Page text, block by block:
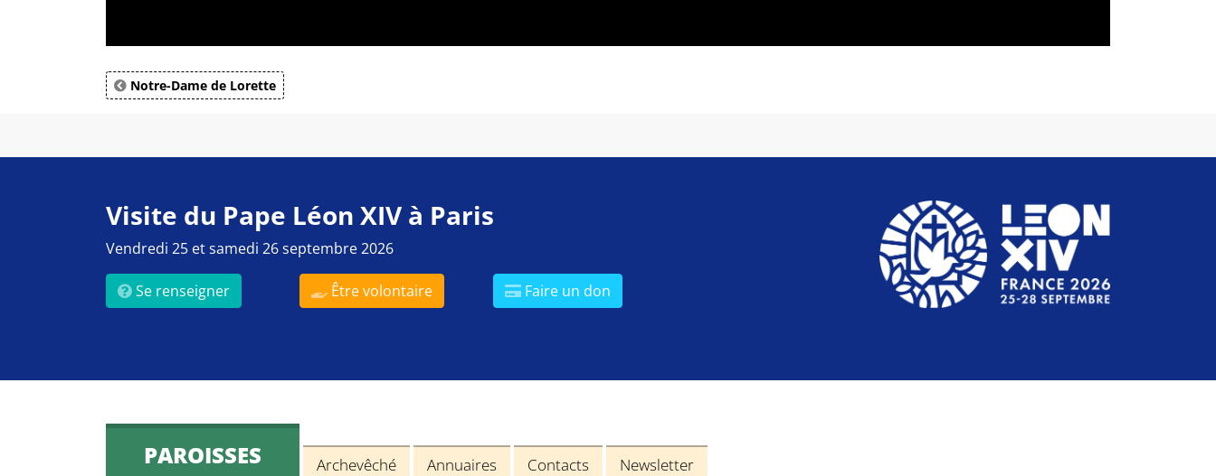
Notre-Dame de Lorette
Visite du Pape Léon XIV à Paris
Vendredi 25 et samedi 26 septembre 2026
Se renseigner Être volontaire Faire un don
PAROISSES Archevêché Annuaires Contacts Newsletter